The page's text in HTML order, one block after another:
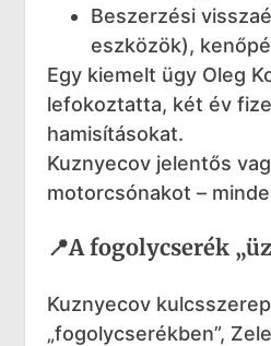
Beszerzési
eszközök),
Egy kiemelt ügy Oleg
lefokoztatta, két év
hamisításokat.
Kuznyecov jelentős
motorcsónakot –
📍A fogolycserék
Kuznyecov
„fogolycserékben”,